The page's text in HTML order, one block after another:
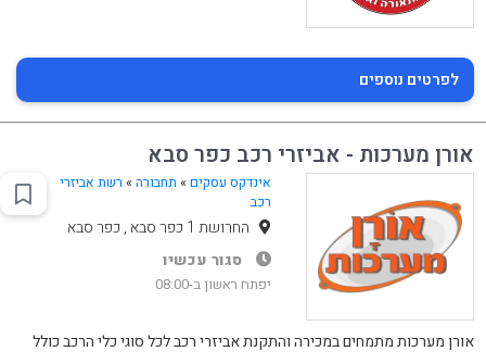
לפרטים נוספים
אורן מערכות - אביזרי רכב כפר סבא
אינדקס עסקים » תחבורה» רשת אביזרי
רכב
החרושת 1 כפר סבא , כפר סבא
סגור עכשיו
יפתח ראשון ב-08:00
אורן מערכות מתמחים במכירה והתקנת אביזרי רכב לכל סוגי כלי הרכב כולל